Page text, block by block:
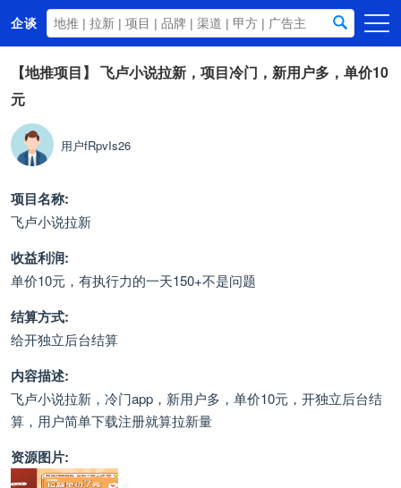
企谈
首页
商务资源
资讯动态
关于我们
【地推项目】 飞卢小说拉新，项目冷门，新用户多，单价10
元
用户fRpvIs26
项目名称:
飞卢小说拉新
收益利润:
单价10元，有执行力的一天150+不是问题
结算方式:
给开独立后台结算
内容描述:
飞卢小说拉新，冷门app，新用户多，单价10元，开独立后台结
算，用户简单下载注册就算拉新量
资源图片: